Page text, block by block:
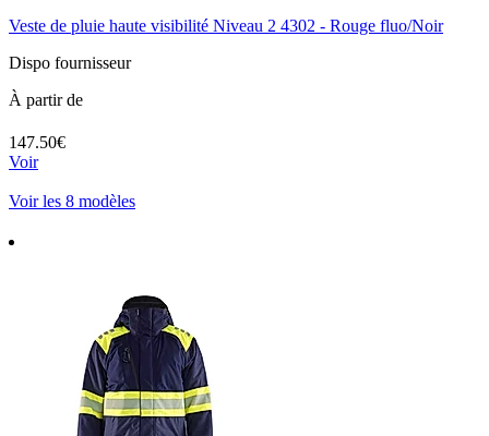
Veste de pluie haute visibilité Niveau 2 4302 - Rouge fluo/Noir
Dispo fournisseur
À partir de
147.50€
Voir
Voir les 8 modèles